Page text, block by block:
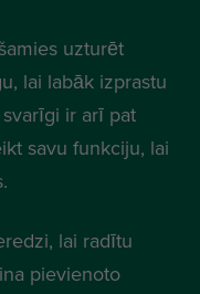
uzturēt
lai labāk izprastu
ir arī pat
savu funkciju, lai
lai radītu
pievienoto